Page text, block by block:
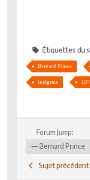
Étiquettes du
Bernard Prince
Intégrale
Forum Jump:
Sujet précédent